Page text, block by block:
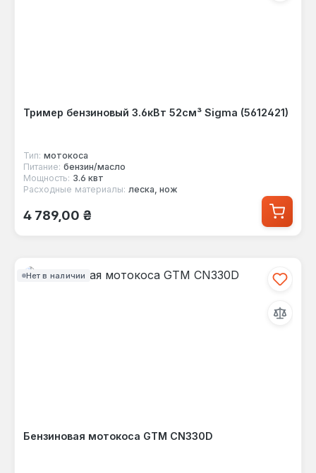
Тример бензиновый 3.6кВт 52см³ Sigma (5612421)
Тип: мотокоса
Питание: бензин/масло
Мощность: 3.6 квт
Расходные материалы: леска, нож
Обычная цена:
4 789,00 ₴
Нет в наличии
Бензиновая мотокоса GTM CN330D